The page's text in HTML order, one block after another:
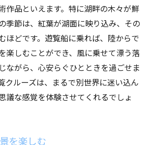
作品といえます。特に湖畔の木々が鮮
季節は、紅葉が湖面に映り込み、その
ほどです。遊覧船に乗れば、陸からで
楽しむことができ、風に乗せて漂う落
ながら、心安らぐひとときを過ごせま
クルーズは、まるで別世界に迷い込ん
議な感覚を体験させてくれるでしょ
を楽しむ